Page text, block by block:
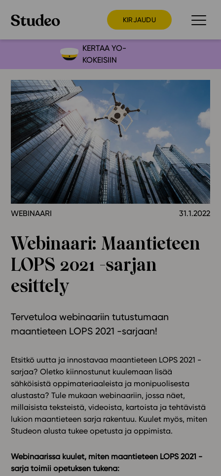
KIRJAUDU
Preppaaja
Opettaja
Opiskelija
Huoltaja
Kokeilutarjous
Ainstain
Alakoulu
Yläkoulu
Lukio
Ominaisuudet
Tapahtumakalenteri
Webinaari­tallenteet
Suosittelut
Ohjevideot
Oppikirjailijat
Tietoa meistä
Eettiset periaatteet tekoälyn käyttöön
Tilaa uutiskirje
Ota yhteyttä
In English
KERTAA YO-
KOKEISIIN
WEBINAARI 31.1.2022
Webinaari: Maantieteen
LOPS 2021 -sarjan
esittely
Tervetuloa webinaariin tutustumaan
maantieteen LOPS 2021 -sarjaan!
Etsitkö uutta ja innostavaa maantieteen LOPS 2021 -
sarjaa? Oletko kiinnostunut kuulemaan lisää
sähköisistä oppimateriaaleista ja monipuolisesta
alustasta? Tule mukaan webinaariin, jossa näet,
millaisista teksteistä, videoista, kartoista ja tehtävistä
lukion maantieteen sarja rakentuu. Kuulet myös, miten
Studeon alusta tukee opetusta ja oppimista.
Webinaarissa kuulet, miten maantieteen LOPS 2021 -
sarja toimii opetuksen tukena: